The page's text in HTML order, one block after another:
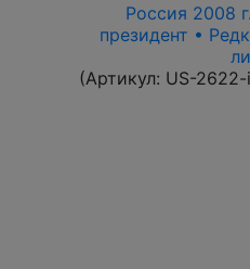
Россия 2008
президент •
(Артикул: US-